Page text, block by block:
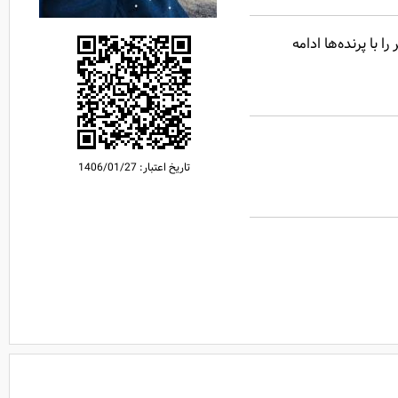
تاریخ اعتبار: 1406/01/27
با پرنده‌ها ادامه